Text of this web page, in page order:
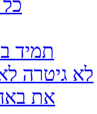
כל
תמיד
לא גיטרה
את